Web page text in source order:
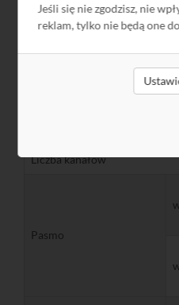
Jeśli się nie zgodzisz, nie
reklam, tylko nie będą one
Model
Liczba kanałów
Pasmo